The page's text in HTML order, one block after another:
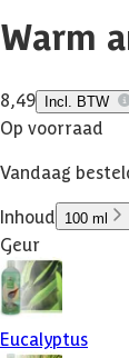
Warm
8,49 Incl. BTW
Op voorraad
Vandaag
Inhoud
100 ml
Geur
Eucalyptus